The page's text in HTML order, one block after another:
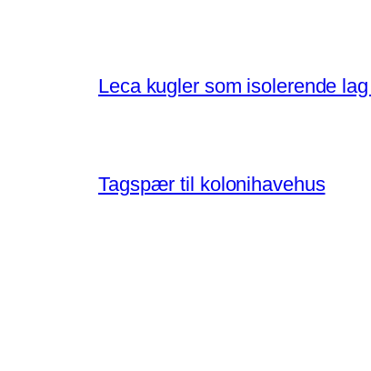
Leca kugler som isolerende
Tagspær til kolonihavehus